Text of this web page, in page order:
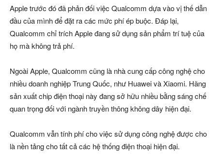
Apple trước đó đã phản đối việc Qualcomm dựa vào vị thế dẫn
đầu của mình để đặt ra các mức phí ép buộc. Đáp lại,
Qualcomm chỉ trích Apple đang sử dụng sản phẩm trí tuệ của
họ mà không trả phí.
Ngoài Apple, Qualcomm cũng là nhà cung cấp công nghệ cho
nhiều doanh nghiệp Trung Quốc, như Huawei và Xiaomi. Hãng
sản xuất chip điện thoại này đang sở hữu nhiều bằng sáng chế
quan trọng đối với ngành truyền thông không dây hiện đại.
Qualcomm vẫn tính phí cho việc sử dụng công nghệ được cho
là nền tảng cho tất cả các hệ thống điện thoại hiện đại.